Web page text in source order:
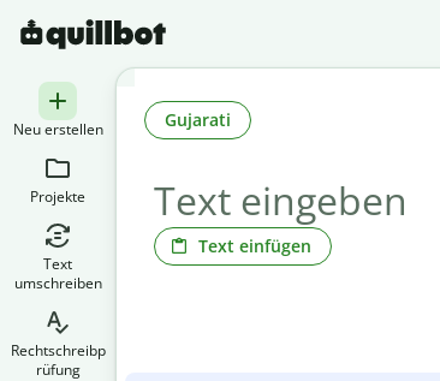
Neu erstellen
Projekte
Text
umschreiben
Rechtschreibp
rüfung
Text einfügen
Gujarati